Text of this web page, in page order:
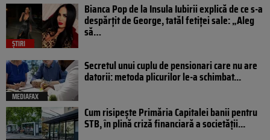
ȘTIRI
Bianca Pop de la Insula Iubirii explică de ce s-a
despărțit de George, tatăl fetiței sale: „Aleg
să…
MEDIAFAX
Secretul unui cuplu de pensionari care nu are
datorii: metoda plicurilor le-a schimbat...
Cum risipește Primăria Capitalei banii pentru
STB, în plină criză financiară a societății...